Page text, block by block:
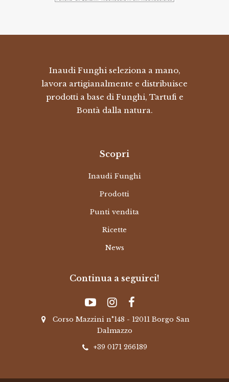
Inaudi Funghi seleziona a mano,
lavora artigianalmente e distribuisce
prodotti a base di Funghi, Tartufi e
Bontà dalla natura.
Scopri
Inaudi Funghi
Prodotti
Punti vendita
Ricette
News
Continua a seguirci!
Corso Mazzini n°148 - 12011 Borgo San
Dalmazzo
+39 0171 266189